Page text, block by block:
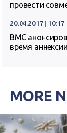
провести
20.04.2017 | 10:17
ВМС
время
MORE